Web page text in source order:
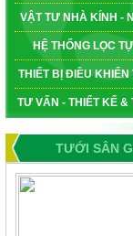
VẬT TƯ NHÀ KÍNH -
HỆ THỐNG LỌC
THIẾT BỊ ĐIỀU
TƯ VẤN - THIẾT KẾ &
TƯỚI SÂN